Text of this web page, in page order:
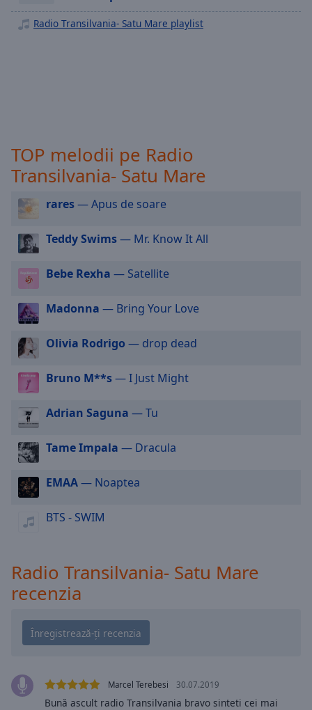
subtitles
Picture-
in-
Picture
Fullscreen
This
window.
Beginning
dialog
window.
Escape
close
window.
Text
Text
Color
Caption
Radio Transilvania- Satu Mare playlist
TOP melodii pe Radio
Transilvania- Satu Mare
rares— Apus de soare
Teddy Swims— Mr. Know It All
Bebe Rexha — Satellite
Madonna — Bring Your Love
Olivia Rodrigo — drop dead
Bruno M**s— I Just Might
Adrian Saguna — Tu
Tame Impala — Dracula
EMAA— Noaptea
BTS - SWIM
Radio Transilvania- Satu Mare
recenzia
Marcel Terebesi 30.07.2019
Bună ascult radio Transilvania bravo sinteti cei mai